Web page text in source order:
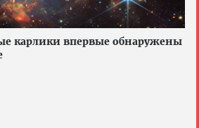
карлики впервые обнаружены